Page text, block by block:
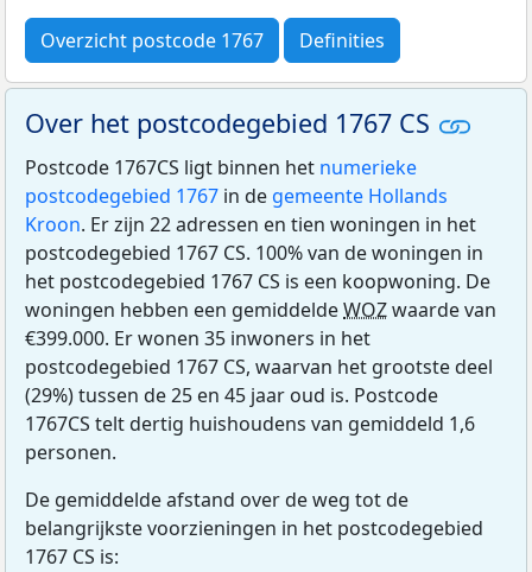
Overzicht postcode 1767 Definities
Over het postcodegebied 1767 CS
Postcode 1767CS ligt binnen het numerieke
postcodegebied 1767 in de gemeente Hollands
Kroon. Er zijn 22 adressen en tien woningen in het
postcodegebied 1767 CS. 100% van de woningen in
het postcodegebied 1767 CS is een koopwoning. De
woningen hebben een gemiddeldeWOZwaarde van
€399.000. Er wonen 35 inwoners in het
postcodegebied 1767 CS, waarvan het grootste deel
(29%) tussen de 25 en 45 jaar oud is. Postcode
1767CS telt dertig huishoudens van gemiddeld 1,6
personen.
De gemiddelde afstand over de weg tot de
belangrijkste voorzieningen in het postcodegebied
1767 CS is: